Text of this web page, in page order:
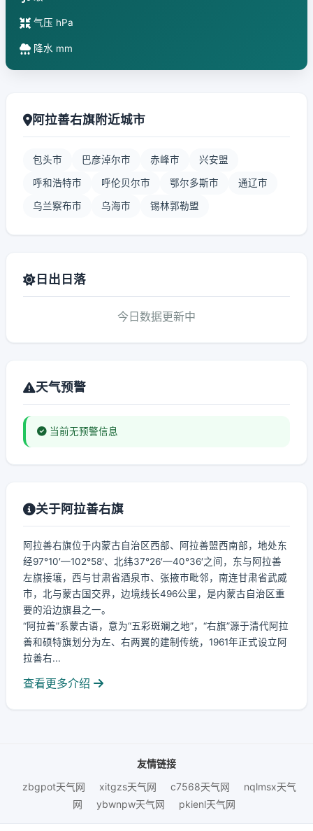
气压 hPa
降水 mm
阿拉善右旗附近城市
包头市 巴彦淖尔市 赤峰市 兴安盟
呼和浩特市 呼伦贝尔市 鄂尔多斯市 通辽市
乌兰察布市 乌海市 锡林郭勒盟
日出日落
今日数据更新中
天气预警
当前无预警信息
关于阿拉善右旗
阿拉善右旗位于内蒙古自治区西部、阿拉善盟西南部，地处东
经97°10′—102°58′、北纬37°26′—40°36′之间，东与阿拉善
左旗接壤，西与甘肃省酒泉市、张掖市毗邻，南连甘肃省武威
市，北与蒙古国交界，边境线长496公里，是内蒙古自治区重
要的沿边旗县之一。
“阿拉善”系蒙古语，意为“五彩斑斓之地”，“右旗”源于清代阿拉
善和硕特旗划分为左、右两翼的建制传统，1961年正式设立阿
拉善右...
查看更多介绍
友情链接
zbgpot天气网
xitgzs天气网 c7568天气网
nqlmsx天气
网
ybwnpw天气网 pkienl天气网